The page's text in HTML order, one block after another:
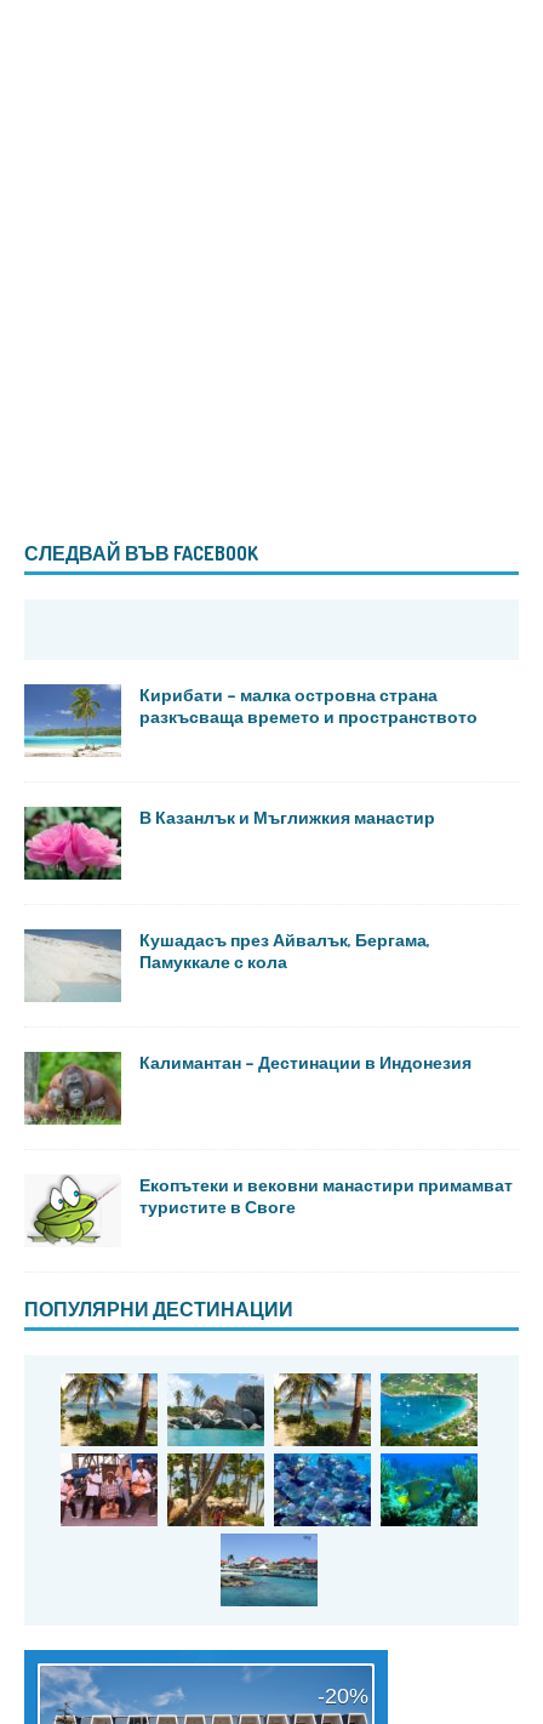
СЛЕДВАЙ ВЪВ FACEBOOK
Кирибати – малка островна страна
разкъсваща времето и пространството
В Казанлък и Мъглижкия манастир
Кушадасъ през Айвалък, Бергама,
Памуккале с кола
Калимантан – Дестинации в Индонезия
Екопътеки и вековни манастири примамват
туристите в Своге
ПОПУЛЯРНИ ДЕСТИНАЦИИ